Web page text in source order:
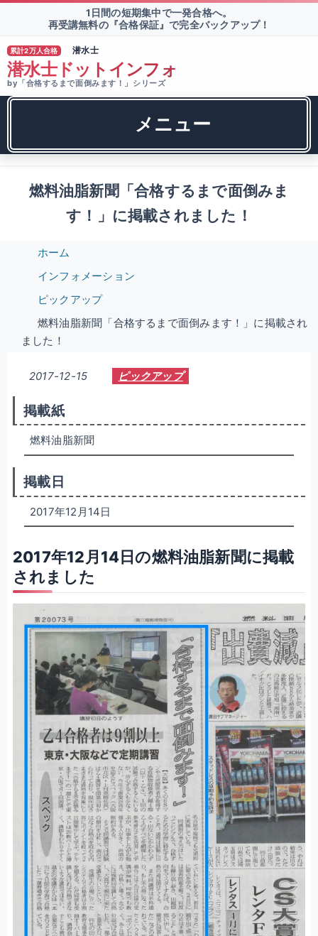
1日間の短期集中で一発合格へ。
再受講無料の『合格保証』で完全バックアップ！
累計2万人合格 潜水士
潜水士ドットインフォ
by「合格するまで面倒みます！」シリーズ
メニュー
燃料油脂新聞「合格するまで面倒みま
す！」に掲載されました！
ホーム
インフォメーション
ピックアップ
燃料油脂新聞「合格するまで面倒みます！」に掲載され
ました！
2017-12-15 ピックアップ
掲載紙
燃料油脂新聞
掲載日
2017年12月14日
2017年12月14日の燃料油脂新聞に掲載
されました